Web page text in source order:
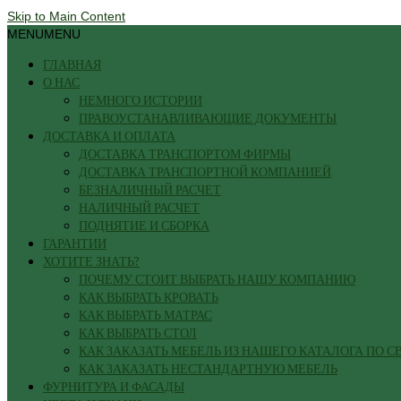
Skip to Main Content
MENUMENU
ГЛАВНАЯ
О НАС
НЕМНОГО ИСТОРИИ
ПРАВОУСТАНАВЛИВАЮЩИЕ ДОКУМЕНТЫ
ДОСТАВКА И ОПЛАТА
ДОСТАВКА ТРАНСПОРТОМ ФИРМЫ
ДОСТАВКА ТРАНСПОРТНОЙ КОМПАНИЕЙ
БЕЗНАЛИЧНЫЙ РАСЧЕТ
НАЛИЧНЫЙ РАСЧЕТ
ПОДНЯТИЕ И СБОРКА
ГАРАНТИИ
ХОТИТЕ ЗНАТЬ?
ПОЧЕМУ СТОИТ ВЫБРАТЬ НАШУ КОМПАНИЮ
КАК ВЫБРАТЬ КРОВАТЬ
КАК ВЫБРАТЬ МАТРАС
КАК ВЫБРАТЬ СТОЛ
КАК ЗАКАЗАТЬ МЕБЕЛЬ ИЗ НАШЕГО КАТАЛОГА ПО
КАК ЗАКАЗАТЬ НЕСТАНДАРТНУЮ МЕБЕЛЬ
ФУРНИТУРА И ФАСАДЫ